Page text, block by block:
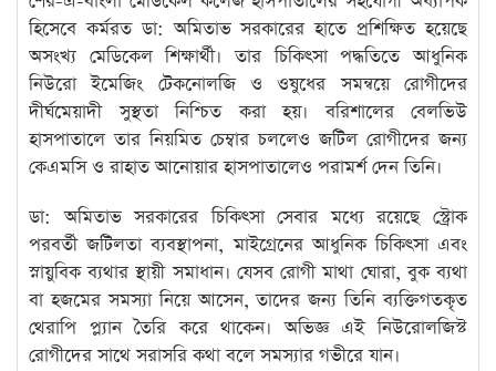
হিসেবে কর্মরত ডা: অমিতাভ সরকারের হাতে প্রশিক্ষিত হয়েছে
অসংখ্য মেডিকেল শিক্ষার্থী। তার চিকিৎসা পদ্ধতিতে আধুনিক
নিউরো ইমেজিং টেকনোলজি ও ওষুধের সমন্বয়ে রোগীদের
দীর্ঘমেয়াদী সুস্থতা নিশ্চিত করা হয়। বরিশালের বেলভিউ
হাসপাতালে তার নিয়মিত চেম্বার চললেও জটিল রোগীদের জন্য
কেএমসি ও রাহাত আনোয়ার হাসপাতালেও পরামর্শ দেন তিনি।
ডা: অমিতাভ সরকারের চিকিৎসা সেবার মধ্যে রয়েছে স্ট্রোক
পরবর্তী জটিলতা ব্যবস্থাপনা, মাইগ্রেনের আধুনিক চিকিৎসা এবং
স্নায়ুবিক ব্যথার স্থায়ী সমাধান। যেসব রোগী মাথা ঘোরা, বুক ব্যথা
বা হজমের সমস্যা নিয়ে আসেন, তাদের জন্য তিনি ব্যক্তিগতকৃত
থেরাপি প্ল্যান তৈরি করে থাকেন। অভিজ্ঞ এই নিউরোলজিস্ট
রোগীদের সাথে সরাসরি কথা বলে সমস্যার গভীরে যান।